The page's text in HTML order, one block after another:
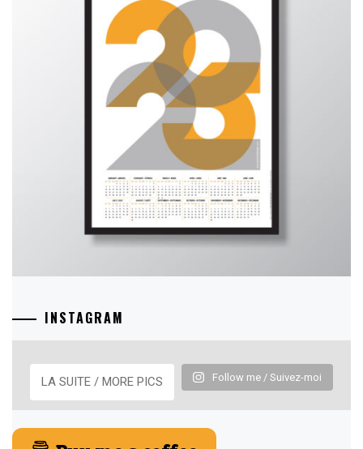
INSTAGRAM
LA SUITE / MORE PICS Follow me / Suivez-moi